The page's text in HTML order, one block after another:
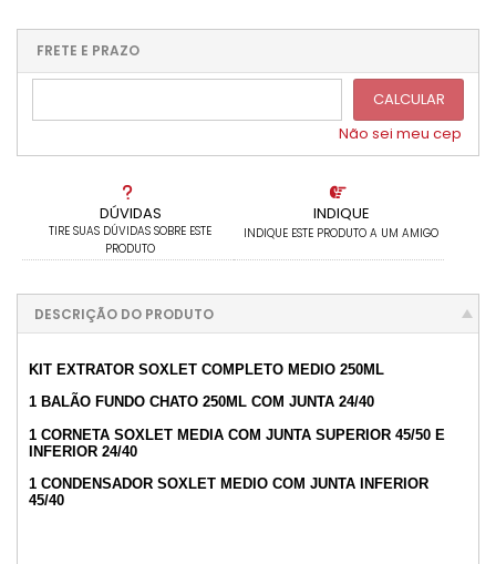
DÚVIDAS
TIRE SUAS DÚVIDAS SOBRE ESTE
PRODUTO
INDIQUE
INDIQUE ESTE PRODUTO A UM AMIGO
2x sem juros de R$ 153,09
3x sem juros de R$ 102,06
5x com juros de R$ 66,74
6x com juros de R$ 56,38
9x com juros de R$ 37,59
10x com juros de R$ 35,09
11x com juros de R$ 31,90
12x com juros de R$ 29,96
FRETE E PRAZO
CALCULAR
Não sei meu cep
DESCRIÇÃO DO PRODUTO
KIT EXTRATOR SOXLET COMPLETO MEDIO 250ML
1 BALÃO FUNDO CHATO 250ML COM JUNTA 24/40
1 CORNETA SOXLET MEDIA COM JUNTA SUPERIOR 45/50 E
INFERIOR 24/40
1 CONDENSADOR SOXLET MEDIO COM JUNTA INFERIOR
45/40